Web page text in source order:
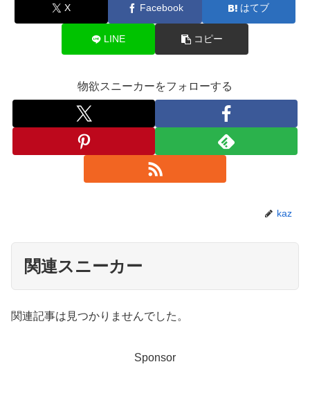
X Facebook はてブ
LINE コピー
物欲スニーカーをフォローする
kaz
関連スニーカー
関連記事は見つかりませんでした。
Sponsor